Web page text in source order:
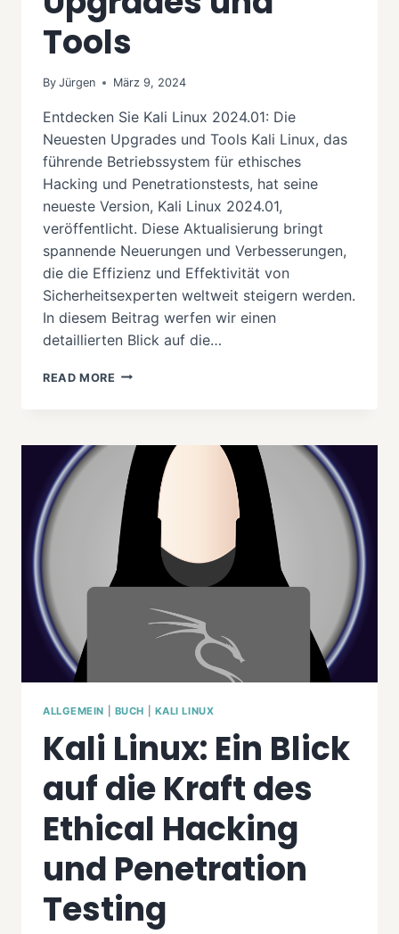
Tools
By Jürgen März 9, 2024
Entdecken Sie Kali Linux 2024.01: Die
Neuesten Upgrades und Tools Kali Linux, das
führende Betriebssystem für ethisches
Hacking und Penetrationstests, hat seine
neueste Version, Kali Linux 2024.01,
veröffentlicht. Diese Aktualisierung bringt
spannende Neuerungen und Verbesserungen,
die die Effizienz und Effektivität von
Sicherheitsexperten weltweit steigern werden.
In diesem Beitrag werfen wir einen
detaillierten Blick auf die…
READ MORE ENTDECKEN
2024.01:
DIE
NEUESTEN
UPGRADES
UND
TOOLS
ALLGEMEIN BUCH KALI LINUX
Kali Linux: Ein Blick
auf die Kraft des
Ethical Hacking
und Penetration
Testing